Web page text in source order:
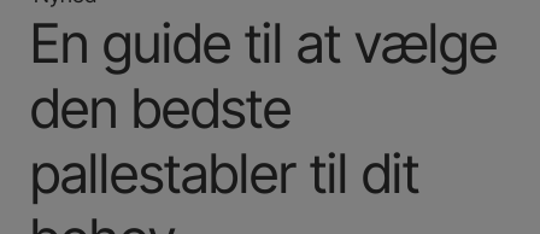
En guide til at vælge
den bedste
pallestabler til dit